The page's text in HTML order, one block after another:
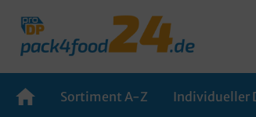
Sortiment A-Z Individueller